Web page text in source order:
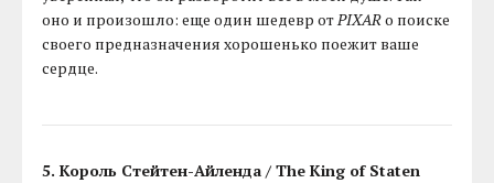
оно и произошло: еще один шедевр отPIXARо поиске
своего предназначения хорошенько поежит ваше
сердце.
5. Король Стейтен-Айленда / The King of Staten